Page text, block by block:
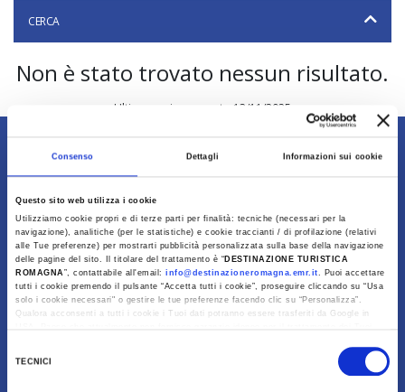
Consenso Dettagli Informazioni sui cookie
Questo sito web utilizza i cookie
Utilizziamo cookie propri e di terze parti per finalità: tecniche (necessari per la
navigazione), analitiche (per le statistiche) e cookie traccianti / di profilazione (relativi
alle Tue preferenze) per mostrarti pubblicità personalizzata sulla base della navigazione
delle pagine del sito. Il titolare del trattamento è “ DESTINAZIONE TURISTICA
ROMAGNA”, contattabile all'email:info@destinazioneromagna.emr.it. Puoi accettare
tutti i cookie premendo il pulsante “Accetta tutti i cookie”, proseguire cliccando su “Usa
solo i cookie necessari" o gestire le tue preferenze facendo clic su “Personalizza”.
Qualora acconsenti a tutti i cookie i Tuoi dati potranno essere trasferiti da Google in
TECNICI
CERCA
Non è stato trovato nessun risultato.
Ultimo aggiornamento 13/11/2025
Contenuti di proprietà di Destinazione Turistica
Romagna